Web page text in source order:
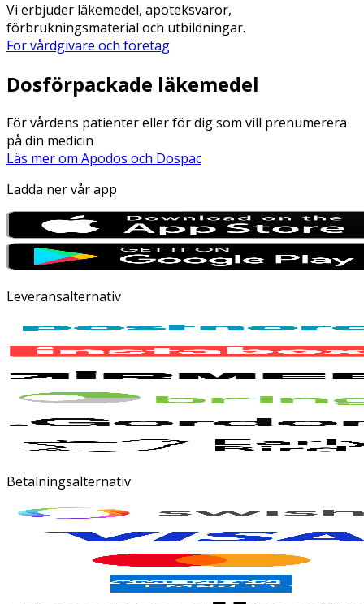
Vi erbjuder läkemedel, apoteksvaror,
förbrukningsmaterial och utbildningar.
För vårdgivare och företag
Dosförpackade läkemedel
För vårdens patienter eller för dig som vill prenumerera
på din medicin
Läs mer om Apodos och Dospac
Ladda ner vår app
Leveransalternativ
Betalningsalternativ